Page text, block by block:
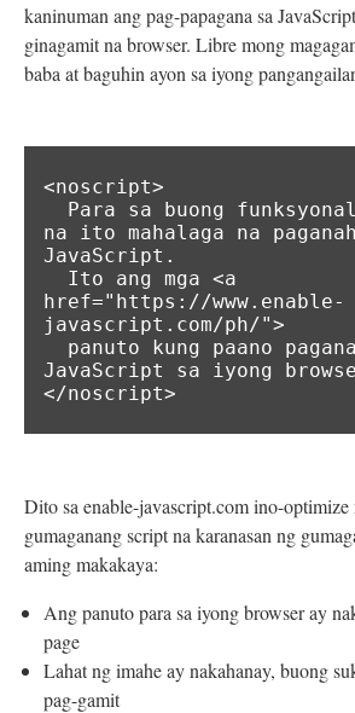
kaninuman ang pag-papagana sa
ginagamit na browser. Libre mong
baba at baguhin ayon sa iyong
<noscript>
na ito mahalaga na
JavaScript.
href="https://www.enable-
javascript.com/ph/">
JavaScript sa iyong
</noscript>
Dito sa enable-javascript.com ino-
gumaganang script na karanasan ng
aming makakaya:
Ang panuto para sa iyong browser ay
page
Lahat ng imahe ay nakahanay, buong
pag-gamit